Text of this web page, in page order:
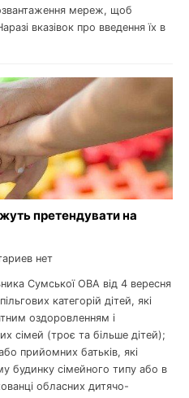
мереж, щоб
вказівок про введення їх в
претендувати на
нет
Сумської ОВА від 4 вересня
категорій дітей, які
оздоровленням і
сімей (троє та більше дітей);
прийомних батьків, які
будинку сімейного типу або в
обласних дитячо-